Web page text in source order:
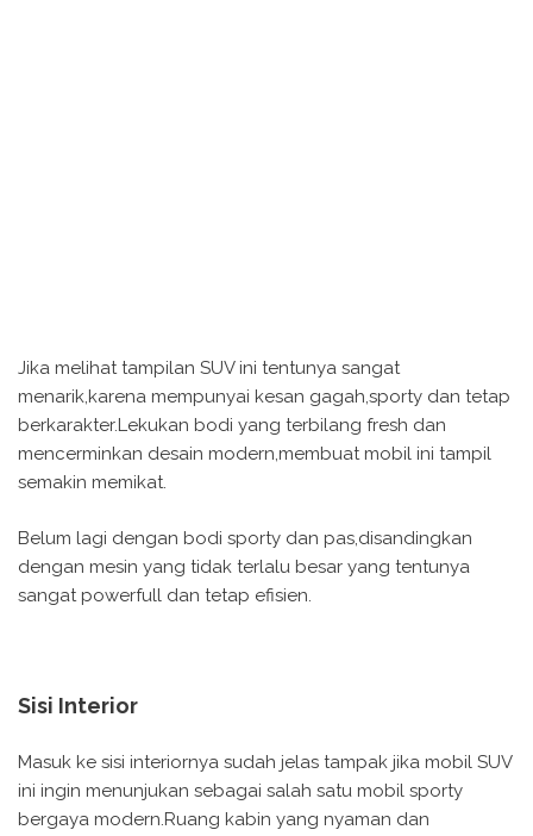
Jika melihat tampilan SUV ini tentunya sangat
menarik,karena mempunyai kesan gagah,sporty dan tetap
berkarakter.Lekukan bodi yang terbilang fresh dan
mencerminkan desain modern,membuat mobil ini tampil
semakin memikat.
Belum lagi dengan bodi sporty dan pas,disandingkan
dengan mesin yang tidak terlalu besar yang tentunya
sangat powerfull dan tetap efisien.
Sisi Interior
Masuk ke sisi interiornya sudah jelas tampak jika mobil SUV
ini ingin menunjukan sebagai salah satu mobil sporty
bergaya modern.Ruang kabin yang nyaman dan